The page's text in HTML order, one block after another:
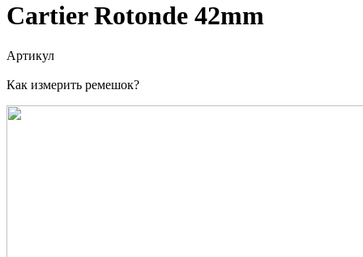
Cartier Rotonde 42mm
Артикул
Как измерить ремешок?